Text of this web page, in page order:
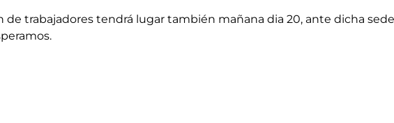
trabajadores tendrá lugar también mañana dia 20, ante dicha